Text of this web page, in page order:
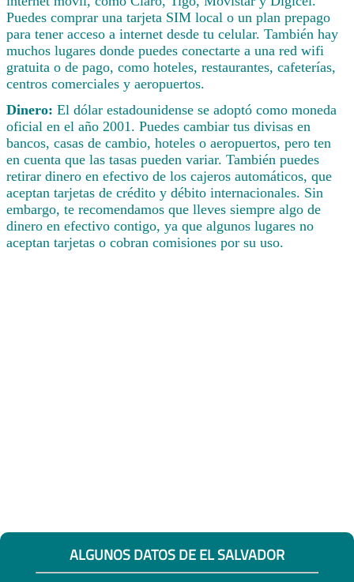
Puedes comprar una tarjeta SIM local o un plan prepago
para tener acceso a internet desde tu celular. También hay
muchos lugares donde puedes conectarte a una red wifi
gratuita o de pago, como hoteles, restaurantes, cafeterías,
centros comerciales y aeropuertos.
Dinero: El dólar estadounidense se adoptó como moneda
oficial en el año 2001. Puedes cambiar tus divisas en
bancos, casas de cambio, hoteles o aeropuertos, pero ten
en cuenta que las tasas pueden variar. También puedes
retirar dinero en efectivo de los cajeros automáticos, que
aceptan tarjetas de crédito y débito internacionales. Sin
embargo, te recomendamos que lleves siempre algo de
dinero en efectivo contigo, ya que algunos lugares no
aceptan tarjetas o cobran comisiones por su uso.
ALGUNOS DATOS DE EL SALVADOR